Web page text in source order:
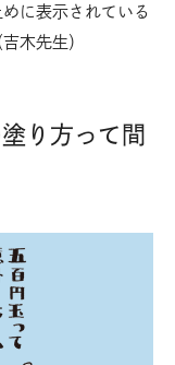
に表示されている
木先生）
り方って間